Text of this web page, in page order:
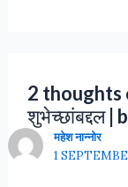
2 thoughts
शुभेच्छांबद्दल
महेश नान्नोर
1